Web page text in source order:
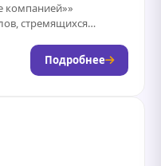
компанией»»
стремящихся
Подробнее